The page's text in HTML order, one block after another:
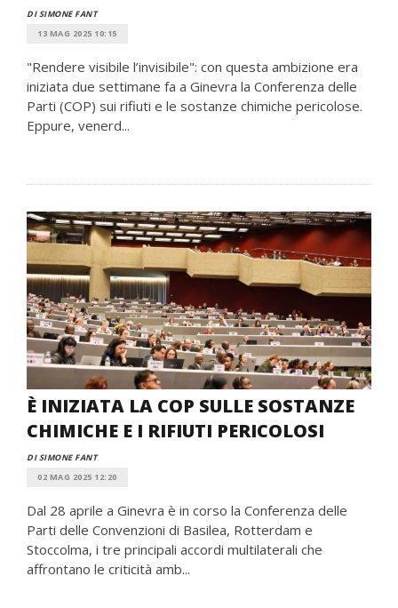
DI SIMONE FANT
13 MAG 2025 10:15
"Rendere visibile l’invisibile": con questa ambizione era
iniziata due settimane fa a Ginevra la Conferenza delle
Parti (COP) sui rifiuti e le sostanze chimiche pericolose.
Eppure, venerd...
È INIZIATA LA COP SULLE SOSTANZE
CHIMICHE E I RIFIUTI PERICOLOSI
DI SIMONE FANT
02 MAG 2025 12:20
Dal 28 aprile a Ginevra è in corso la Conferenza delle
Parti delle Convenzioni di Basilea, Rotterdam e
Stoccolma, i tre principali accordi multilaterali che
affrontano le criticità amb...